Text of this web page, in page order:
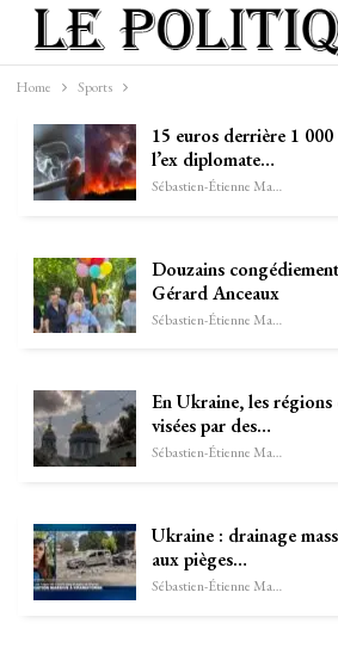
Home Sports
15 euros derrière 1
l’ex diplomate…
Sébastien-Étienne Marechal
Douzains
Gérard Anceaux
Sébastien-Étienne Marechal
En Ukraine, les
visées par des…
Sébastien-Étienne Marechal
Ukraine : drainage
aux pièges…
Sébastien-Étienne Marechal